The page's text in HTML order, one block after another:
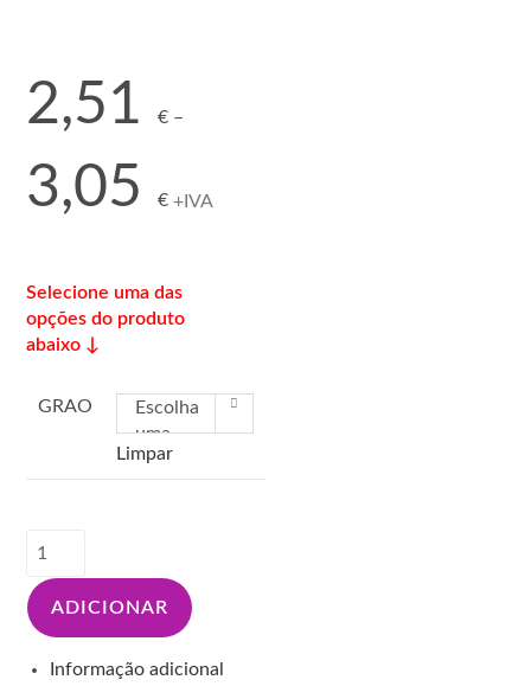
2,51€ –
3,05€
2,51 €
+IVA
Selecione uma das
opções do produto
abaixo ↓
GRAO
Escolha
uma
opção
Limpar
N-
SUPERFLEXIBLE
DISC
ADICIONAR
Informação adicional